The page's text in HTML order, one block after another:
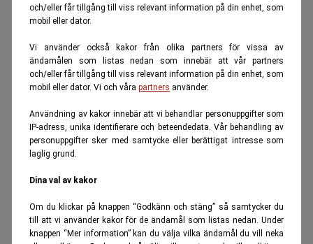
och/eller får tillgång till viss relevant information på din enhet, som
mobil eller dator.
Vi använder också kakor från olika partners för vissa av
ändamålen som listas nedan som innebär att vår partners
och/eller får tillgång till viss relevant information på din enhet, som
mobil eller dator. Vi och våra partners använder.
Användning av kakor innebär att vi behandlar personuppgifter som
IP-adress, unika identifierare och beteendedata. Vår behandling av
personuppgifter sker med samtycke eller berättigat intresse som
laglig grund.
Dina val av kakor
Om du klickar på knappen “Godkänn och stäng” så samtycker du
till att vi använder kakor för de ändamål som listas nedan. Under
knappen “Mer information” kan du välja vilka ändamål du vill neka